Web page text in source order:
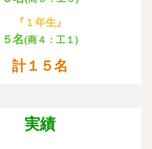
『１年生』
５名(商４：工１)
計１５名
実績